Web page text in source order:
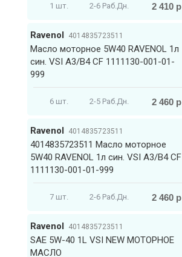
1 шт. 2-6 Раб.Дн. 2 410 р
Ravenol 4014835723511
Масло моторное 5W40 RAVENOL 1л
син. VSI A3/B4 CF 1111130-001-01-
999
6 шт. 2-5 Раб.Дн. 2 460 р
Ravenol 4014835723511
4014835723511 Масло моторное
5W40 RAVENOL 1л син. VSI A3/B4 CF
1111130-001-01-999
7 шт. 2-6 Раб.Дн. 2 460 р
Ravenol 4014835723511
SAE 5W-40 1L VSI NEW МОТОРНОЕ
МАСЛО